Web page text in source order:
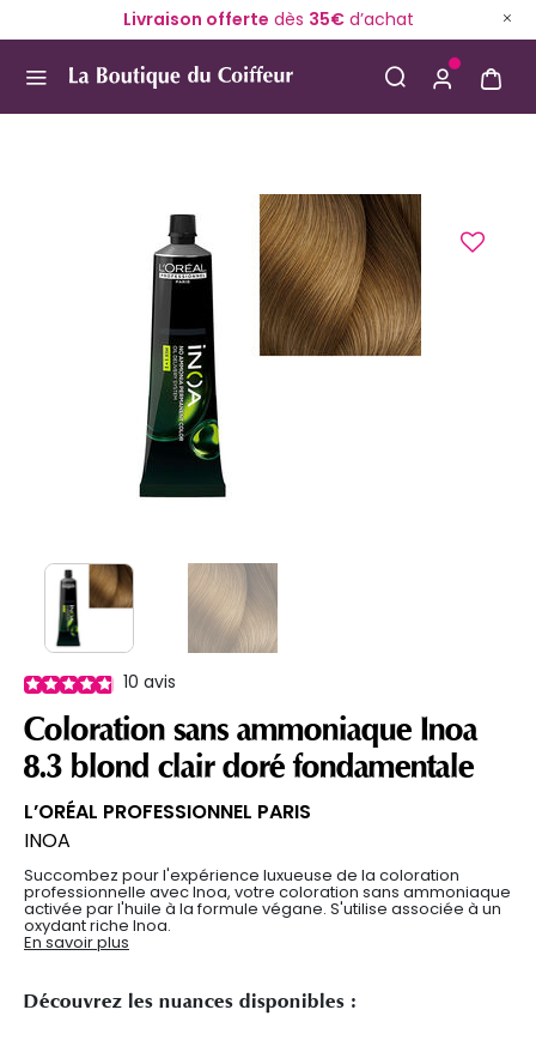
Livraison offerte dès 35€d’achat
10 avis
Coloration sans ammoniaque Inoa
8.3 blond clair doré fondamentale
L’ORÉAL PROFESSIONNEL PARIS
INOA
Succombez pour l'expérience luxueuse de la coloration
professionnelle avec Inoa, votre coloration sans ammoniaque
activée par l'huile à la formule végane. S'utilise associée à un
oxydant riche Inoa.
En savoir plus
Découvrez les nuances disponibles :